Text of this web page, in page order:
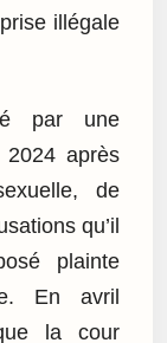
illégale
par une
2024 après
de
qu’il
plainte
En avril
la cour